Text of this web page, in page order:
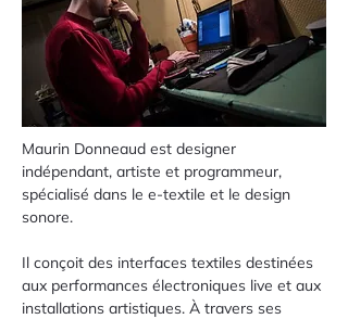
Maurin Donneaud est designer
indépendant, artiste et programmeur,
spécialisé dans le e-textile et le design
sonore.
Il conçoit des interfaces textiles destinées
aux performances électroniques live et aux
installations artistiques. À travers ses